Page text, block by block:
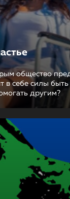
общество
в себе силы быть
другим?